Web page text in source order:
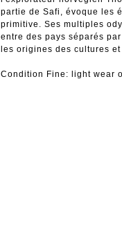
partie de Safi, évoque les
primitive. Ses multiples
entre des pays séparés
les origines des cultures
Condition Fine: light wear